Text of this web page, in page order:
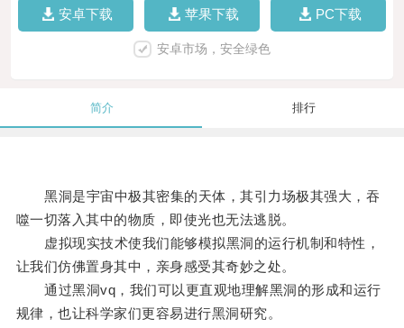
安卓下载 苹果下载 PC下载
安卓市场，安全绿色
简介 排行
黑洞是宇宙中极其密集的天体，其引力场极其强大，吞
噬一切落入其中的物质，即使光也无法逃脱。
虚拟现实技术使我们能够模拟黑洞的运行机制和特性，
让我们仿佛置身其中，亲身感受其奇妙之处。
通过黑洞vq，我们可以更直观地理解黑洞的形成和运行
规律，也让科学家们更容易进行黑洞研究。